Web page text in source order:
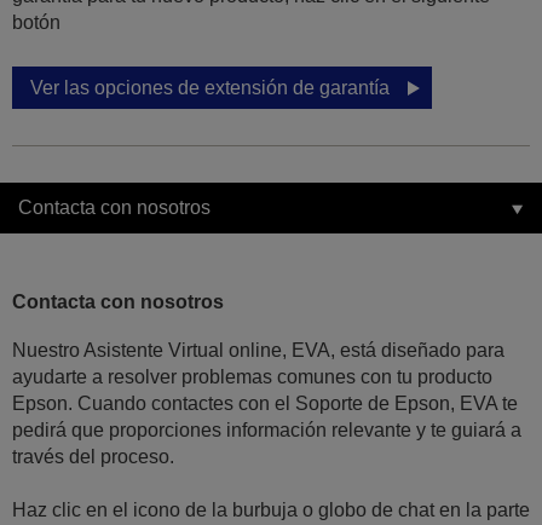
botón
Ver las opciones de extensión de garantía
Contacta con nosotros
Contacta con nosotros
Nuestro Asistente Virtual online, EVA, está diseñado para
ayudarte a resolver problemas comunes con tu producto
Epson. Cuando contactes con el Soporte de Epson, EVA te
pedirá que proporciones información relevante y te guiará a
través del proceso.
Haz clic en el icono de la burbuja o globo de chat en la parte